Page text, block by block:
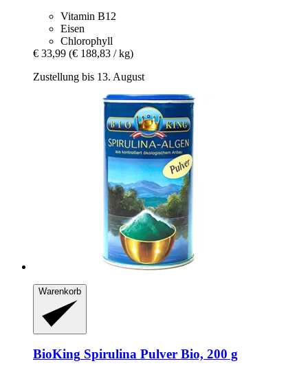
Vitamin B12
Eisen
Chlorophyll
€ 33,99 (€ 188,83 / kg)
Zustellung bis 13. August
Warenkorb
BioKing Spirulina Pulver Bio, 200 g